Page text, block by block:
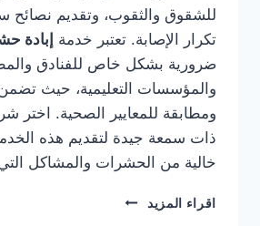
للشقوق والثقوب، وتقديم نصائح
تكرار الإصابة. تعتبر خدمة إبادة
ضرورية بشكل خاص للفنادق
والمؤسسات التعليمية، حيث تضمن
ومطابقة للمعايير الصحية. اختر
ذات سمعة جيدة لتقديم هذه
خالية من الحشرات والمشاكل
اقراء المزيد
شركة